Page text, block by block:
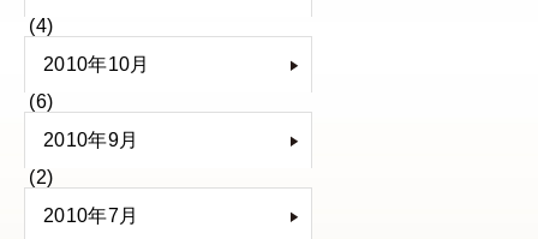
(4)
2010年10月
(6)
2010年9月
(2)
2010年7月